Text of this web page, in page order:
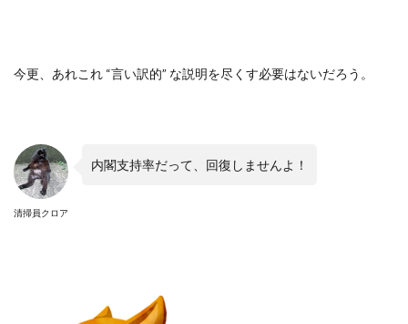
今更、あれこれ “言い訳的” な説明を尽くす必要はないだろう。
清掃員クロア
内閣支持率だって、回復しませんよ！